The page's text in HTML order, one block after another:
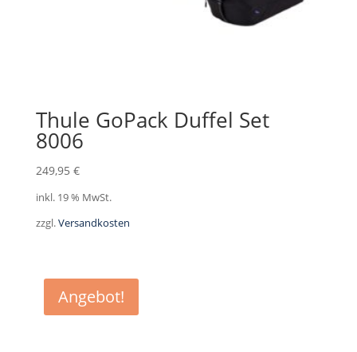
Thule GoPack Duffel Set
8006
249,95 €
inkl. 19 % MwSt.
zzgl.Versandkosten
Angebot!